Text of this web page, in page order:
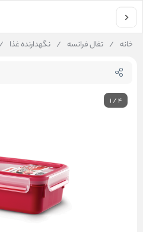
خانه / تفال فرانسه / نگهدارنده غذا /
1/4